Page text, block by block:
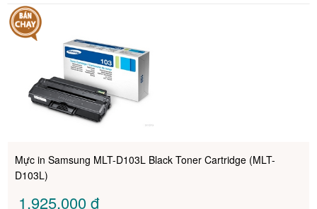
Mực in Samsung MLT-D103L Black Toner Cartridge (MLT-
D103L)
1,925,000đ